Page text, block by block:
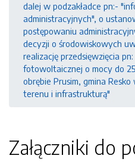
dalej w podzakładce pn:-
administracyjnych", o
postępowaniu
decyzji o środowiskowych
realizację przedsięwzięcia
fotowoltaicznej o mocy do
obrębie Prusim, gmina
terenu i infrastrukturą"
Załączniki do